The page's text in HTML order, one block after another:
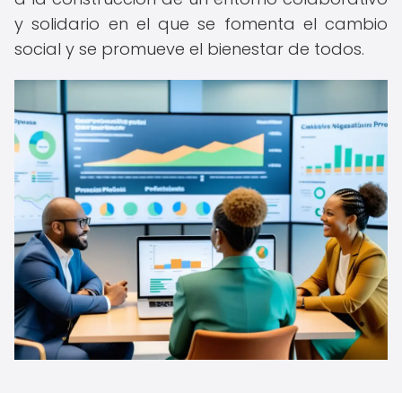
y solidario en el que se fomenta el cambio
social y se promueve el bienestar de todos.